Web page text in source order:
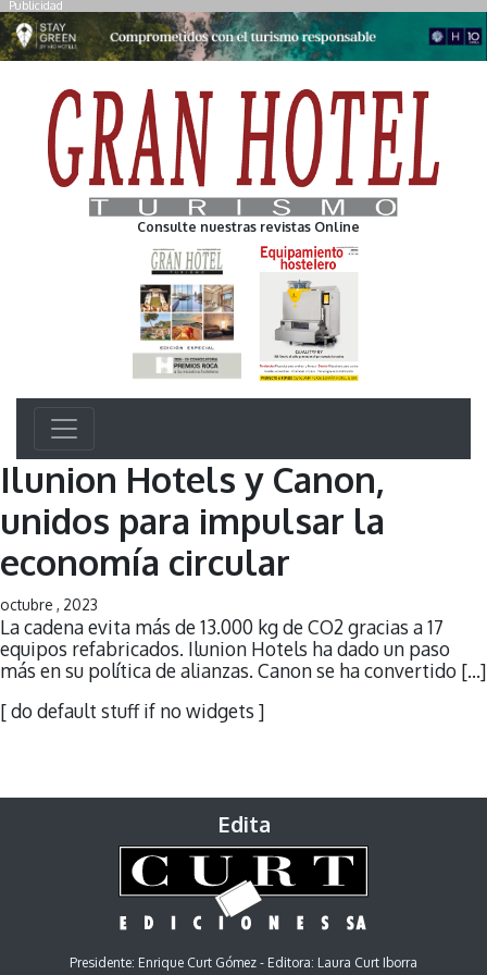
Publicidad
Consulte nuestras revistas Online
Ilunion Hotels y Canon,
unidos para impulsar la
economía circular
octubre , 2023
La cadena evita más de 13.000 kg de CO2 gracias a 17
equipos refabricados. Ilunion Hotels ha dado un paso
más en su política de alianzas. Canon se ha convertido […]
[ do default stuff if no widgets ]
Edita
Presidente: Enrique Curt Gómez - Editora: Laura Curt Iborra